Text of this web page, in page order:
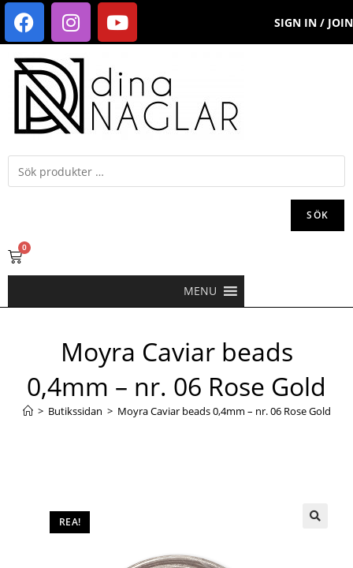
SIGN IN / JOIN
SÖK
0
MENU
Moyra Caviar beads
0,4mm – nr. 06 Rose Gold
> Butikssidan > Moyra Caviar beads 0,4mm – nr. 06 Rose Gold
REA!